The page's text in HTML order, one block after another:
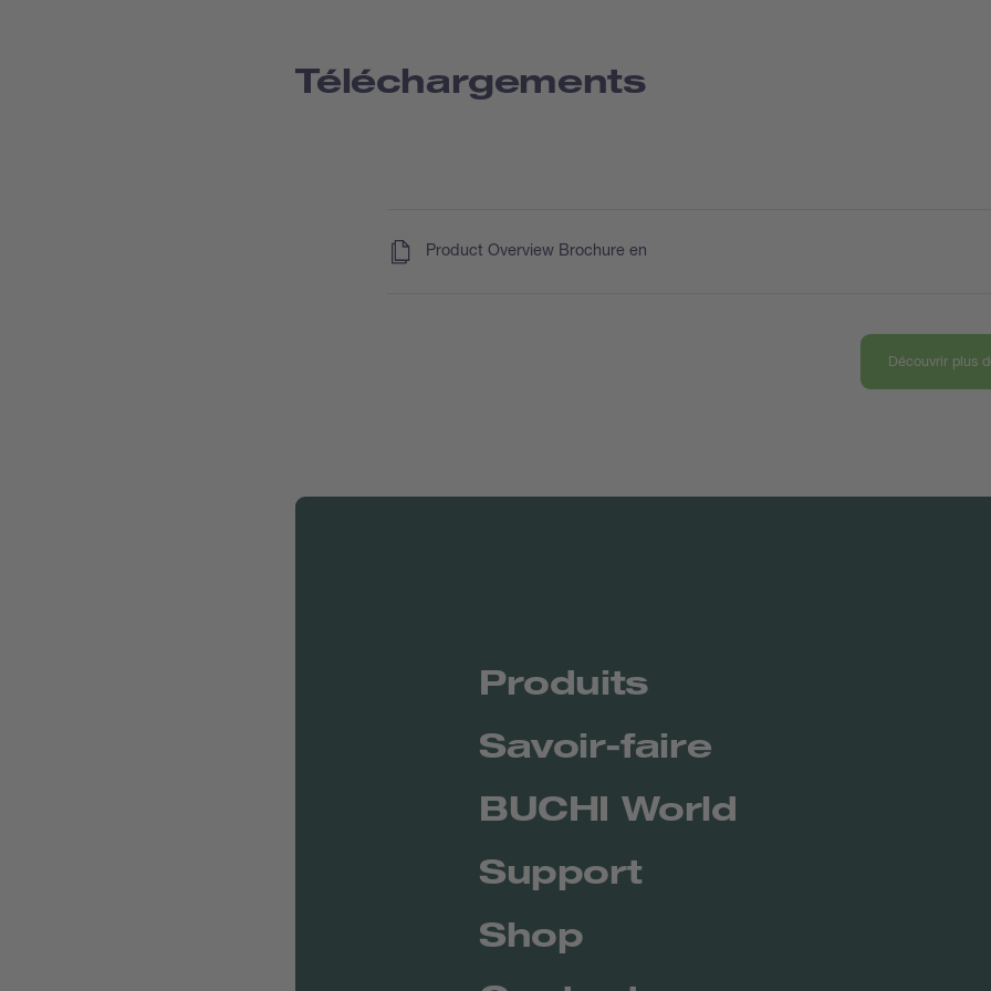
Téléchargements
Product Overview Brochure en
Découvrir plus
Produits
Savoir-faire
BUCHI World
Support
Shop